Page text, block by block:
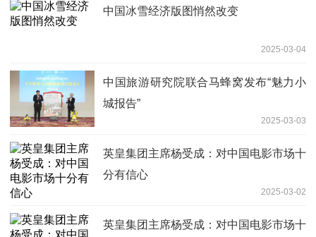
中国冰雪经济版图悄然改变
2025-03-04
中国旅游研究院联合马蜂窝发布“魅力小
城报告”
2025-03-03
英皇集团主席杨受成：对中国电影市场十
分有信心
2025-03-02
英皇集团主席杨受成：对中国电影市场十